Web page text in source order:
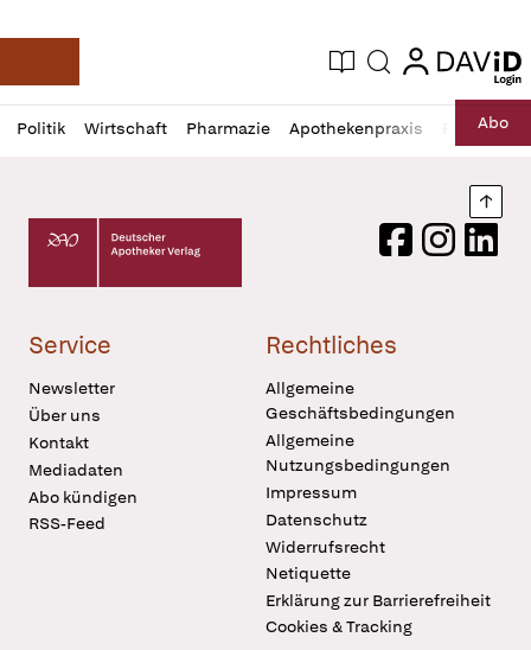
Deutsche Apotheker Zeitung
Aktuelle Ausgabe
Suche login
login
Politik Wirtschaft Pharmazie Apothekenpraxis RechtAbo
Profil
öffnen
Daz
Pur
Deutscher Apotheker Verlag Logo
FacebookInstagram
Service
Newsletter
Über uns
Kontakt
Mediadaten
Abo kündigen
RSS-Feed
Rechtliches
Allgemeine
Geschäftsbedingungen
Allgemeine
Nutzungsbedingungen
Impressum
Datenschutz
Widerrufsrecht
Netiquette
Erklärung zur Barrierefreiheit
Cookies & Tracking